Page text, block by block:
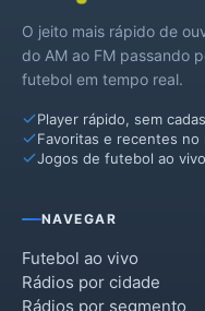
O jeito mais rápido de
do AM ao FM passando
futebol em tempo real.
Player rápido, sem
Favoritas e recentes no
Jogos de futebol ao vivo
NAVEGAR
Futebol ao vivo
Rádios por cidade
Rádios por segmento